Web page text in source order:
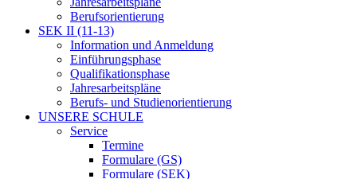
Berufsorientierung
SEK II (11-13)
Information und Anmeldung
Einführungsphase
Qualifikationsphase
Jahresarbeitspläne
Berufs- und Studienorientierung
UNSERE SCHULE
Service
Termine
Formulare (GS)
Formulare (SEK)